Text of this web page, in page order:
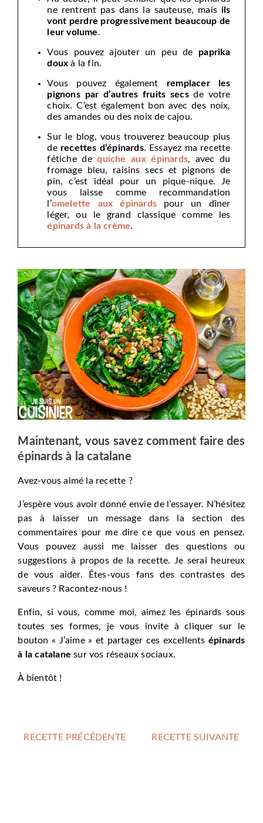
ne rentrent pas dans la sauteuse, mais ils
vont perdre progressivement beaucoup de
leur volume.
Vous pouvez ajouter un peu de paprika
doux à la fin.
Vous pouvez également remplacer les
pignons par d’autres fruits secsde votre
choix. C’est également bon avec des noix,
des amandes ou des noix de cajou.
Sur le blog, vous trouverez beaucoup plus
de recettes d’épinards. Essayez ma recette
fétiche dequiche aux épinards, avec du
fromage bleu, raisins secs et pignons de
pin, c’est idéal pour un pique-nique. Je
vous laisse comme recommandation
l’omelette aux épinardspour un dîner
léger, ou le grand classique comme les
épinards à la crème.
Maintenant, vous savez comment faire des
épinards à la catalane
Avez-vous aimé la recette ?
J’espère vous avoir donné envie de l’essayer. N’hésitez
pas à laisser un message dans la section des
commentaires pour me dire ce que vous en pensez.
Vous pouvez aussi me laisser des questions ou
suggestions à propos de la recette. Je serai heureux
de vous aider. Êtes-vous fans des contrastes des
saveurs ? Racontez-nous !
Enfin, si vous, comme moi, aimez les épinards sous
toutes ses formes, je vous invite à cliquer sur le
bouton « J’aime » et partager ces excellents épinards
à la catalane sur vos réseaux sociaux.
À bientôt !
RECETTE PRÉCÉDENTE RECETTE SUIVANTE